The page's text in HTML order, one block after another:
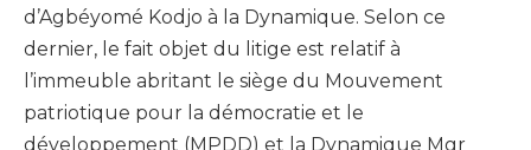
d’Agbéyomé Kodjo à la Dynamique. Selon ce
dernier, le fait objet du litige est relatif à
l’immeuble abritant le siège du Mouvement
patriotique pour la démocratie et le
développement (MPDD) et la Dynamique Mgr